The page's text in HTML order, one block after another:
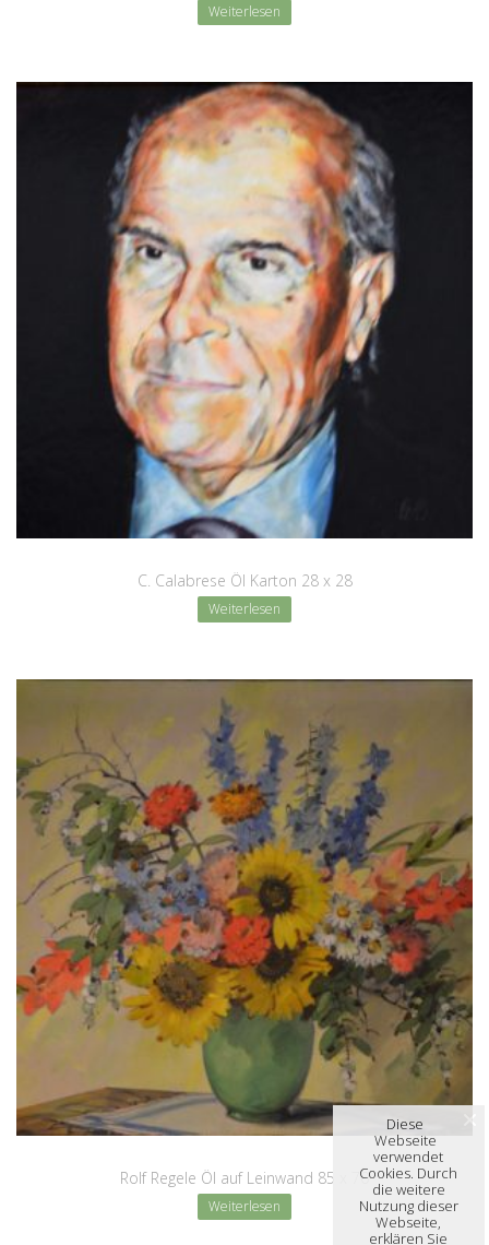
Weiterlesen
C. Calabrese Öl Karton 28 x 28
Weiterlesen
Rolf Regele Öl auf Leinwand 85 x 70
Weiterlesen
Diese
Webseite
verwendet
Cookies. Durch
die weitere
Nutzung dieser
Webseite,
erklären Sie